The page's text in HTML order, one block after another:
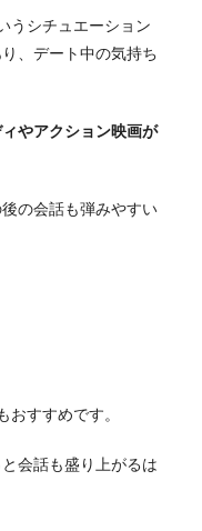
うシチュエーション
、デート中の気持ち
ィやアクション映画が
の会話も弾みやすい
すすめです。
会話も盛り上がるは